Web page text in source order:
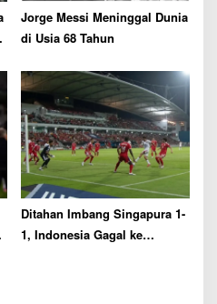
Jorge Messi Meninggal Dunia
di Usia 68 Tahun
Ditahan Imbang Singapura 1-
1, Indonesia Gagal ke